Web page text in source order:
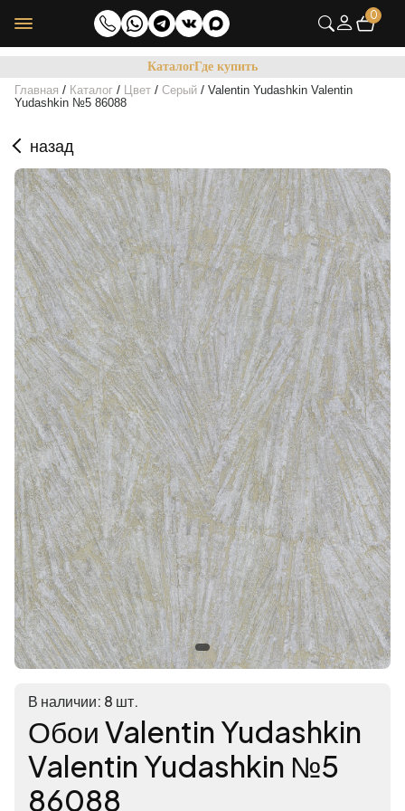
0
КаталогГде купить
Главная / Каталог / Цвет / Серый / Valentin Yudashkin Valentin
Yudashkin №5 86088
назад
В наличии: 8 шт.
Обои Valentin Yudashkin
Valentin Yudashkin №5
86088